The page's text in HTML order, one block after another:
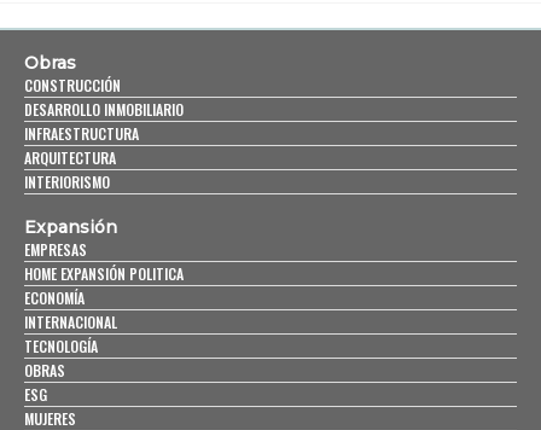
Obras
CONSTRUCCIÓN
DESARROLLO INMOBILIARIO
INFRAESTRUCTURA
ARQUITECTURA
INTERIORISMO
Expansión
EMPRESAS
HOME EXPANSIÓN POLITICA
ECONOMÍA
INTERNACIONAL
TECNOLOGÍA
OBRAS
ESG
MUJERES